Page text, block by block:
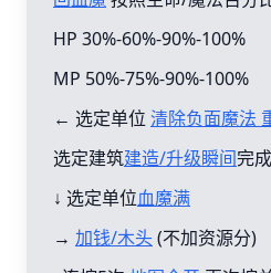
HP 30%-60%-90%-100%
MP 50%-75%-90%-100%
← 选定单位 清除负面魔法
选定建筑建造/升级瞬间完成
↓ 选定单位血魔满
→ 加钱/木头(不加资源分)